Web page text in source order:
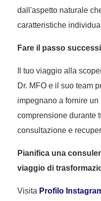
dall'aspetto naturale
caratteristiche
Fare il passo
Il tuo viaggio alla
Dr. MFO e il suo team
impegnano a fornire
comprensione durante
consultazione e
Pianifica una
viaggio di
Visita Profilo